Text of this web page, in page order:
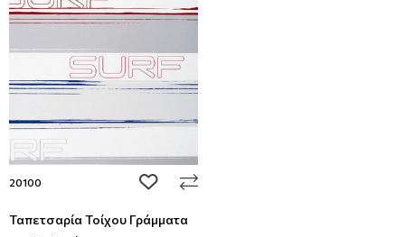
20100 add to wishlist
Ταπετσαρία Τοίχου Γράμματα